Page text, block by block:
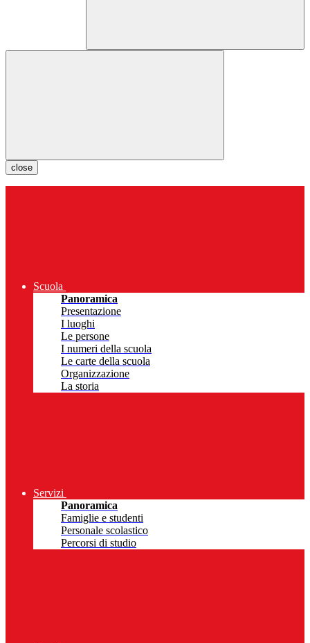
close
Scuola
Panoramica
Presentazione
I luoghi
Le persone
I numeri della scuola
Le carte della scuola
Organizzazione
La storia
Servizi
Panoramica
Famiglie e studenti
Personale scolastico
Percorsi di studio